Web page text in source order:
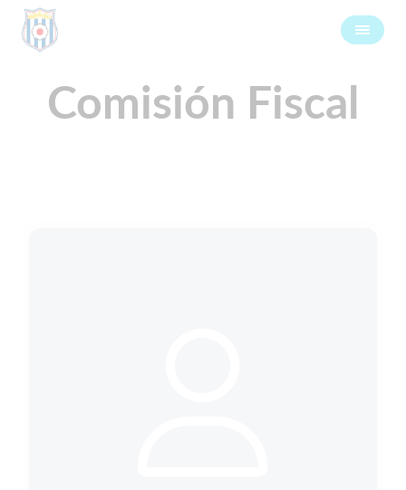
Comisión Fiscal